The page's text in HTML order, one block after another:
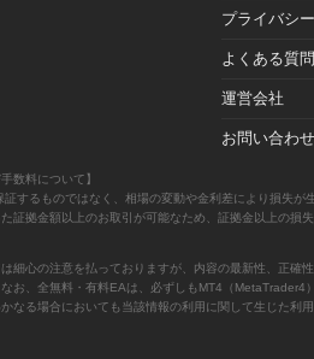
プライバシ
よくある質問
運営会社
お問い合わせ
数料について】
証するものではなく、相場の変動や金利差により損失
証拠金額以上のお取引が可能なため、証拠金以上の損
細心の注意を払っておりますが、内容の最新性、正
お、全無料・有料EAは、必ずしもMT4（
なる場合においても当該情報の利用に関して生じた利